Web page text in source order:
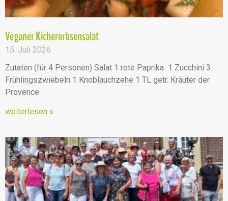
Veganer Kichererbsensalat
15. Juli 2026
Zutaten (für 4 Personen) Salat 1 rote Paprika 1 Zucchini 3
Frühlingszwiebeln 1 Knoblauchzehe 1 TL getr. Kräuter der
Provence
weiterlesen »